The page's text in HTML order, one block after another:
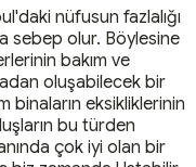
nüfusun fazlalığı
sebep olur. Böylesine
bakım ve
oluşabilecek bir
binaların eksikliklerinin
bu türden
çok iyi olan bir